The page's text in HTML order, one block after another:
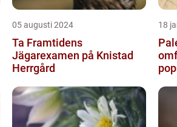
05 augusti 2024
Ta Framtidens
Jägarexamen på Knistad
Herrgård
18